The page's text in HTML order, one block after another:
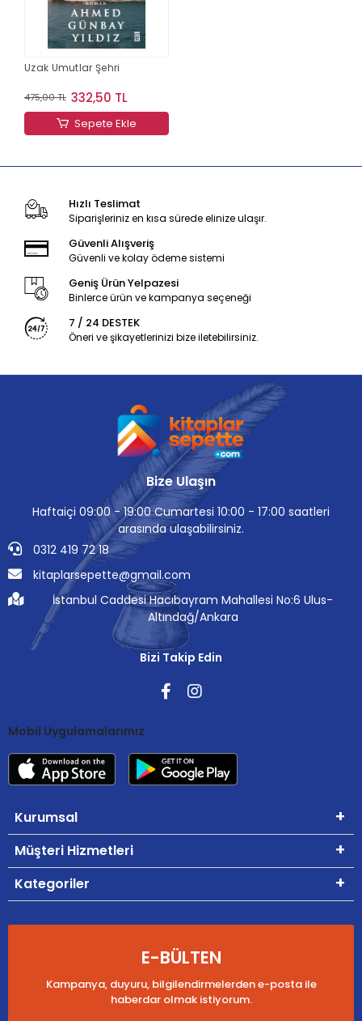
Uzak Umutlar Şehri
475,00 TL 332,50 TL
Sepete Ekle
Hızlı Teslimat
Siparişleriniz en kısa sürede elinize ulaşır.
Güvenli Alışveriş
Güvenli ve kolay ödeme sistemi
Geniş Ürün Yelpazesi
Binlerce ürün ve kampanya seçeneği
7 / 24 DESTEK
Öneri ve şikayetlerinizi bize iletebilirsiniz.
Bize Ulaşın
Haftaiçi 09:00 - 19:00 Cumartesi 10:00 - 17:00 saatleri
arasında ulaşabilirsiniz.
0312 419 72 18
kitaplarsepette@gmail.com
İstanbul Caddesi Hacıbayram Mahallesi No:6 Ulus-
Altındağ/Ankara
Bizi Takip Edin
Mobil Uygulamalarımız
Kurumsal
Müşteri Hizmetleri
Kategoriler
E-BÜLTEN
Kampanya, duyuru, bilgilendirmelerden e-posta ile
haberdar olmak istiyorum.